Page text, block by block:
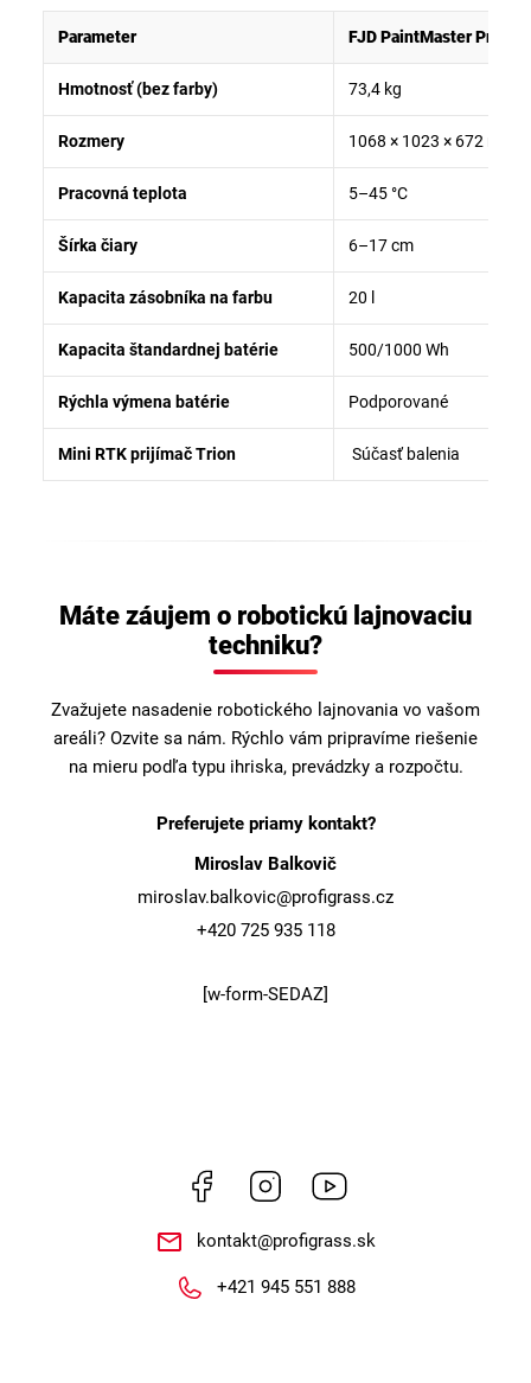
Parameter FJD PaintMaster Pro
Hmotnosť (bez farby) 73,4 kg
Rozmery 1068 × 1023 × 672 mm
Pracovná teplota 5–45 °C
Šírka čiary 6–17 cm
Kapacita zásobníka na farbu 20 l
Kapacita štandardnej batérie 500/1000 Wh
Rýchla výmena batérie Podporované
Mini RTK prijímač Trion Súčasť balenia
Máte záujem o robotickú lajnovaciu
techniku?
Zvažujete nasadenie robotického lajnovania vo vašom
areáli? Ozvite sa nám. Rýchlo vám pripravíme riešenie
na mieru podľa typu ihriska, prevádzky a rozpočtu.
Preferujete priamy kontakt?
Miroslav Balkovič
miroslav.balkovic@profigrass.cz
+420 725 935 118
[w-form-SEDAZ]
Facebook Instagram
kontakt@profigrass.sk
+421 945 551 888